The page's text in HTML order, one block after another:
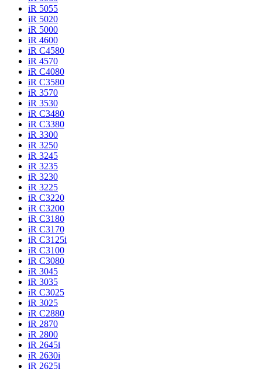
iR 5055
iR 5020
iR 5000
iR 4600
iR C4580
iR 4570
iR C4080
iR C3580
iR 3570
iR 3530
iR C3480
iR C3380
iR 3300
iR 3250
iR 3245
iR 3235
iR 3230
iR 3225
iR C3220
iR C3200
iR C3180
iR C3170
iR C3125i
iR C3100
iR C3080
iR 3045
iR 3035
iR C3025
iR 3025
iR C2880
iR 2870
iR 2800
iR 2645i
iR 2630i
iR 2625i